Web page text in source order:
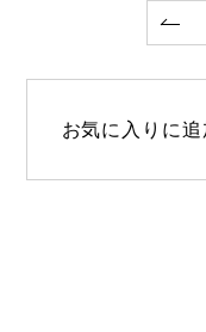
お気に入りに追